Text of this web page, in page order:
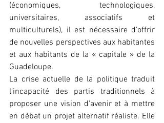
(économiques, technologiques,
universitaires, associatifs et
multiculturels), il est nécessaire d'offrir
de nouvelles perspectives aux habitantes
et aux habitants de la « capitale » de la
Guadeloupe.
La crise actuelle de la politique traduit
l'incapacité des partis traditionnels à
proposer une vision d'avenir et à mettre
en débat un projet alternatif réaliste. Elle